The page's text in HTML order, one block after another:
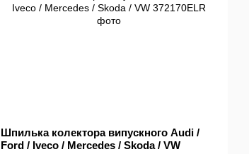
Шпилька колектора випускного Audi /
Ford / Iveco / Mercedes / Skoda / VW